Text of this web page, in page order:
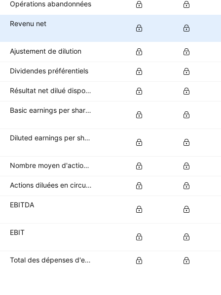
Opérations abandonnées
Revenu net
Ajustement de dilution
Dividendes préférentiels
Résultat net dilué disponible pour les actionnaires ordinaires
Basic earnings per share (basic EPS)
Diluted earnings per share (diluted EPS)
Nombre moyen d'actions de base en circulation
Actions diluées en circulation
EBITDA
EBIT
Total des dépenses d'exploitation